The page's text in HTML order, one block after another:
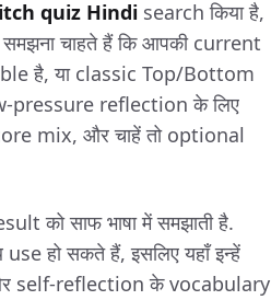
quiz Hindi search किया है,
चाहते हैं कि आपकी current
है, या classic Top/Bottom
pressure reflection के लिए
mix, और चाहें तो optional
को साफ भाषा में समझाती है.
हो सकते हैं, इसलिए यहाँ इन्हें
self-reflection के vocabulary